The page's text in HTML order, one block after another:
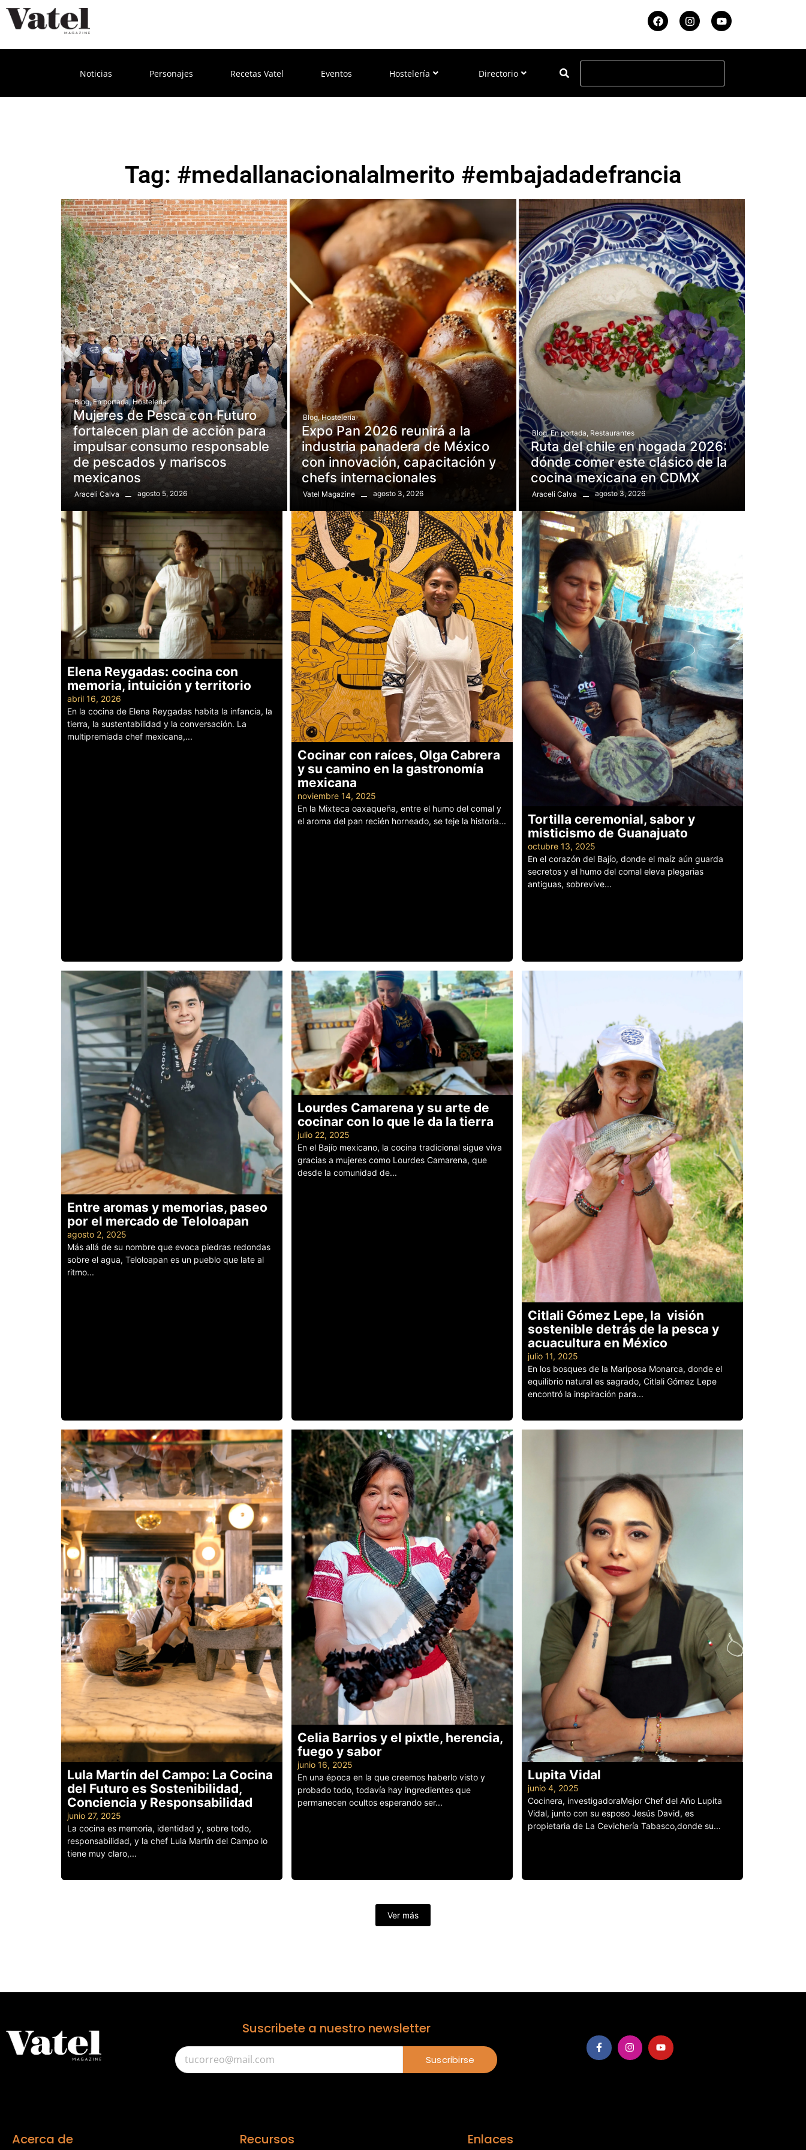
Noticias Personajes Recetas Vatel Eventos Hostelería Directorio
Tag: #medallanacionalalmerito #embajadadefrancia
Blog, En portada, Hostelería
Mujeres de Pesca con Futuro
fortalecen plan de acción para
impulsar consumo responsable
de pescados y mariscos
mexicanos
Araceli Calva agosto 5, 2026
Blog, Hostelería
Expo Pan 2026 reunirá a la
industria panadera de México
con innovación, capacitación y
chefs internacionales
Vatel Magazine agosto 3, 2026
Blog, En portada, Restaurantes
Ruta del chile en nogada 2026:
dónde comer este clásico de la
cocina mexicana en CDMX
Araceli Calva agosto 3, 2026
Elena Reygadas: cocina con
memoria, intuición y territorio
abril 16, 2026
En la cocina de Elena Reygadas habita la infancia, la
tierra, la sustentabilidad y la conversación. La
multipremiada chef mexicana,...
Cocinar con raíces, Olga Cabrera
y su camino en la gastronomía
mexicana
noviembre 14, 2025
En la Mixteca oaxaqueña, entre el humo del comal y
el aroma del pan recién horneado, se teje la historia...
Tortilla ceremonial, sabor y
misticismo de Guanajuato
octubre 13, 2025
En el corazón del Bajío, donde el maíz aún guarda
secretos y el humo del comal eleva plegarias
antiguas, sobrevive...
Entre aromas y memorias, paseo
por el mercado de Teloloapan
agosto 2, 2025
Más allá de su nombre que evoca piedras redondas
sobre el agua, Teloloapan es un pueblo que late al
ritmo...
Lourdes Camarena y su arte de
cocinar con lo que le da la tierra
julio 22, 2025
En el Bajío mexicano, la cocina tradicional sigue viva
gracias a mujeres como Lourdes Camarena, que
desde la comunidad de...
Citlali Gómez Lepe, la visión
sostenible detrás de la pesca y
acuacultura en México
julio 11, 2025
En los bosques de la Mariposa Monarca, donde el
equilibrio natural es sagrado, Citlali Gómez Lepe
encontró la inspiración para...
Lula Martín del Campo: La Cocina
del Futuro es Sostenibilidad,
Conciencia y Responsabilidad
junio 27, 2025
La cocina es memoria, identidad y, sobre todo,
responsabilidad, y la chef Lula Martín del Campo lo
tiene muy claro,...
Celia Barrios y el pixtle, herencia,
fuego y sabor
junio 16, 2025
En una época en la que creemos haberlo visto y
probado todo, todavía hay ingredientes que
permanecen ocultos esperando ser...
Lupita Vidal
junio 4, 2025
Cocinera, investigadoraMejor Chef del Año Lupita
Vidal, junto con su esposo Jesús David, es
propietaria de La Cevichería Tabasco,donde su...
Ver más
Suscribete a nuestro newsletter
Suscribirse
Acerca de Recursos Enlaces